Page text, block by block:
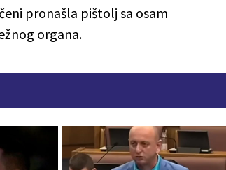
pronašla pištolj sa osam
organa.